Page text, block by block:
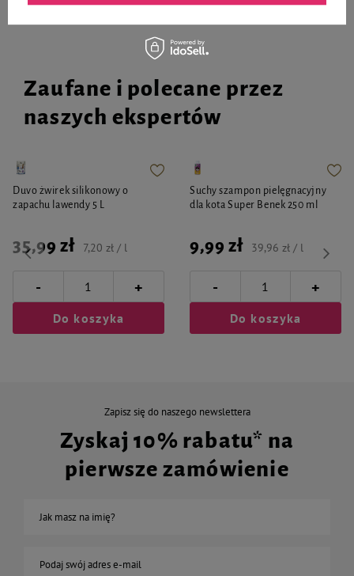
miesięcy. Podczas podawania produktu kot powinien mieć dostęp do wody
pitnej. Przed zastosowaniem należy skontaktować się z lekarzem weterynarii.
Zaufane i polecane przez
naszych ekspertów
Duvo żwirek silikonowy o
zapachu lawendy 5 L
35,99 zł 7,20 zł / l
- +
Do koszyka
Suchy szampon pielęgnacyjny
dla kota Super Benek 250 ml
9,99 zł 39,96 zł / l
- +
Do koszyka
Zapisz się do naszego newslettera
Zyskaj 10% rabatu* na
pierwsze zamówienie
Jak masz na imię?
Podaj swój adres e-mail